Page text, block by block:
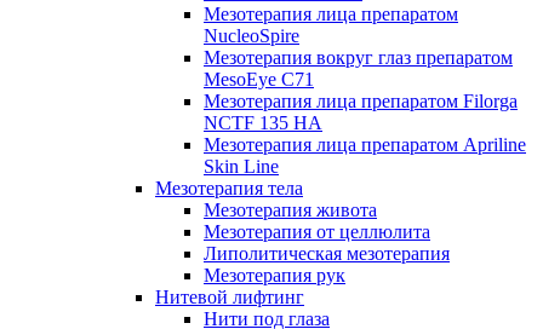
Мезотерапия лица препаратом
NucleoSpire
Мезотерапия вокруг глаз препаратом
MesoEye С71
Мезотерапия лица препаратом Filorga
NCTF 135 HA
Мезотерапия лица препаратом Apriline
Skin Line
Мезотерапия тела
Мезотерапия живота
Мезотерапия от целлюлита
Липолитическая мезотерапия
Мезотерапия рук
Нитевой лифтинг
Нити под глаза